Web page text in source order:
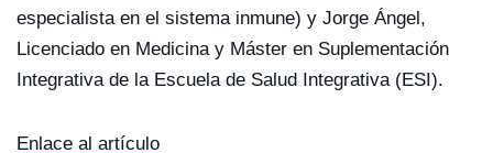
especialista en el sistema inmune) y Jorge Ángel,
Licenciado en Medicina y Máster en Suplementación
Integrativa de la Escuela de Salud Integrativa (ESI).
Enlace al artículo